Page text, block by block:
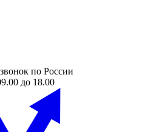
по России
до 18.00